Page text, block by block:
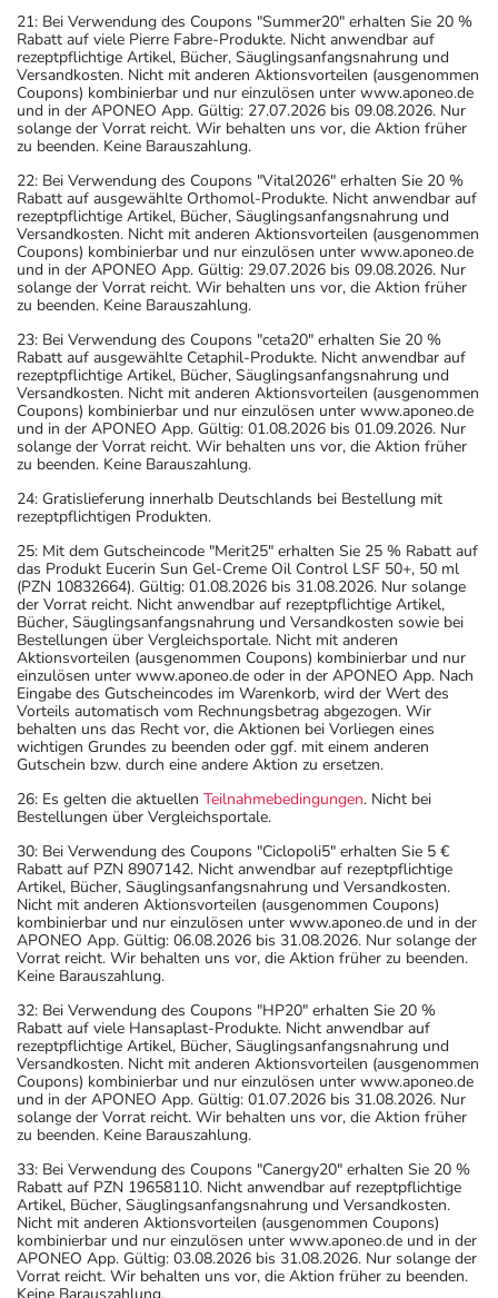
21: Bei Verwendung des Coupons "Summer20" erhalten Sie 20 %
Rabatt auf viele Pierre Fabre-Produkte. Nicht anwendbar auf
rezeptpflichtige Artikel, Bücher, Säuglingsanfangsnahrung und
Versandkosten. Nicht mit anderen Aktionsvorteilen (ausgenommen
Coupons) kombinierbar und nur einzulösen unter www.aponeo.de
und in der APONEO App. Gültig: 27.07.2026 bis 09.08.2026. Nur
solange der Vorrat reicht. Wir behalten uns vor, die Aktion früher
zu beenden. Keine Barauszahlung.
22: Bei Verwendung des Coupons "Vital2026" erhalten Sie 20 %
Rabatt auf ausgewählte Orthomol-Produkte. Nicht anwendbar auf
rezeptpflichtige Artikel, Bücher, Säuglingsanfangsnahrung und
Versandkosten. Nicht mit anderen Aktionsvorteilen (ausgenommen
Coupons) kombinierbar und nur einzulösen unter www.aponeo.de
und in der APONEO App. Gültig: 29.07.2026 bis 09.08.2026. Nur
solange der Vorrat reicht. Wir behalten uns vor, die Aktion früher
zu beenden. Keine Barauszahlung.
23: Bei Verwendung des Coupons "ceta20" erhalten Sie 20 %
Rabatt auf ausgewählte Cetaphil-Produkte. Nicht anwendbar auf
rezeptpflichtige Artikel, Bücher, Säuglingsanfangsnahrung und
Versandkosten. Nicht mit anderen Aktionsvorteilen (ausgenommen
Coupons) kombinierbar und nur einzulösen unter www.aponeo.de
und in der APONEO App. Gültig: 01.08.2026 bis 01.09.2026. Nur
solange der Vorrat reicht. Wir behalten uns vor, die Aktion früher
zu beenden. Keine Barauszahlung.
24: Gratislieferung innerhalb Deutschlands bei Bestellung mit
rezeptpflichtigen Produkten.
25: Mit dem Gutscheincode "Merit25" erhalten Sie 25 % Rabatt auf
das Produkt Eucerin Sun Gel-Creme Oil Control LSF 50+, 50 ml
(PZN 10832664). Gültig: 01.08.2026 bis 31.08.2026. Nur solange
der Vorrat reicht. Nicht anwendbar auf rezeptpflichtige Artikel,
Bücher, Säuglingsanfangsnahrung und Versandkosten sowie bei
Bestellungen über Vergleichsportale. Nicht mit anderen
Aktionsvorteilen (ausgenommen Coupons) kombinierbar und nur
einzulösen unter www.aponeo.de oder in der APONEO App. Nach
Eingabe des Gutscheincodes im Warenkorb, wird der Wert des
Vorteils automatisch vom Rechnungsbetrag abgezogen. Wir
behalten uns das Recht vor, die Aktionen bei Vorliegen eines
wichtigen Grundes zu beenden oder ggf. mit einem anderen
Gutschein bzw. durch eine andere Aktion zu ersetzen.
26: Es gelten die aktuellen Teilnahmebedingungen. Nicht bei
Bestellungen über Vergleichsportale.
30: Bei Verwendung des Coupons "Ciclopoli5" erhalten Sie 5 €
Rabatt auf PZN 8907142. Nicht anwendbar auf rezeptpflichtige
Artikel, Bücher, Säuglingsanfangsnahrung und Versandkosten.
Nicht mit anderen Aktionsvorteilen (ausgenommen Coupons)
kombinierbar und nur einzulösen unter www.aponeo.de und in der
APONEO App. Gültig: 06.08.2026 bis 31.08.2026. Nur solange der
Vorrat reicht. Wir behalten uns vor, die Aktion früher zu beenden.
Keine Barauszahlung.
32: Bei Verwendung des Coupons "HP20" erhalten Sie 20 %
Rabatt auf viele Hansaplast-Produkte. Nicht anwendbar auf
rezeptpflichtige Artikel, Bücher, Säuglingsanfangsnahrung und
Versandkosten. Nicht mit anderen Aktionsvorteilen (ausgenommen
Coupons) kombinierbar und nur einzulösen unter www.aponeo.de
und in der APONEO App. Gültig: 01.07.2026 bis 31.08.2026. Nur
solange der Vorrat reicht. Wir behalten uns vor, die Aktion früher
zu beenden. Keine Barauszahlung.
33: Bei Verwendung des Coupons "Canergy20" erhalten Sie 20 %
Rabatt auf PZN 19658110. Nicht anwendbar auf rezeptpflichtige
Artikel, Bücher, Säuglingsanfangsnahrung und Versandkosten.
Nicht mit anderen Aktionsvorteilen (ausgenommen Coupons)
kombinierbar und nur einzulösen unter www.aponeo.de und in der
APONEO App. Gültig: 03.08.2026 bis 31.08.2026. Nur solange der
Vorrat reicht. Wir behalten uns vor, die Aktion früher zu beenden.